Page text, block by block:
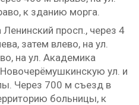
к зданию морга.
просп., через 4
затем влево, на ул.
на ул. Академика
ул. и
Через 700 м съезд в
больницы, к